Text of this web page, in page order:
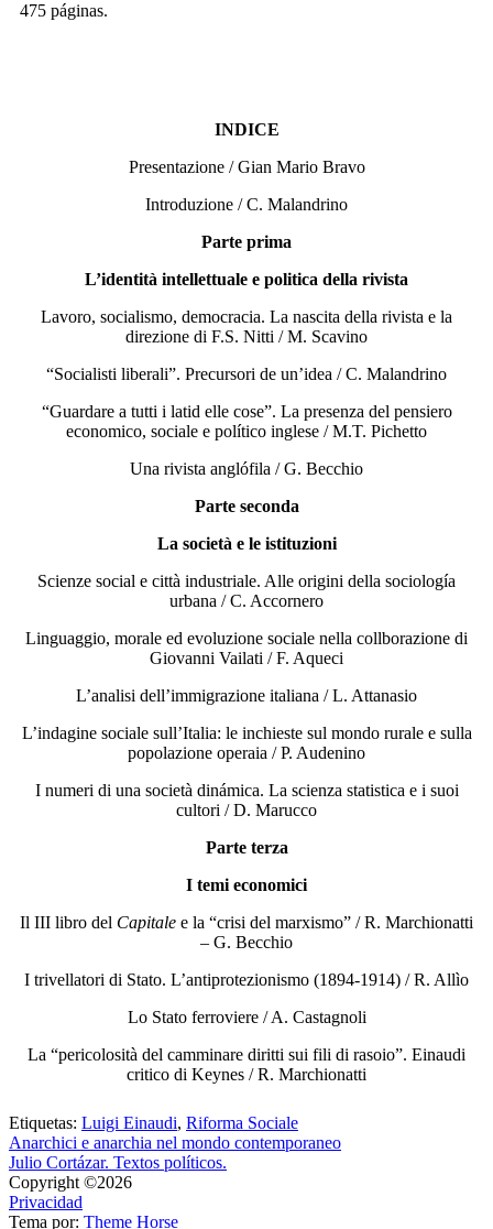
475 páginas.
INDICE
Presentazione / Gian Mario Bravo
Introduzione / C. Malandrino
Parte prima
L’identità intellettuale e politica della rivista
Lavoro, socialismo, democracia. La nascita della rivista e la
direzione di F.S. Nitti / M. Scavino
“Socialisti liberali”. Precursori de un’idea / C. Malandrino
“Guardare a tutti i latid elle cose”. La presenza del pensiero
economico, sociale e político inglese / M.T. Pichetto
Una rivista anglófila / G. Becchio
Parte seconda
La società e le istituzioni
Scienze social e città industriale. Alle origini della sociología
urbana / C. Accornero
Linguaggio, morale ed evoluzione sociale nella collborazione di
Giovanni Vailati / F. Aqueci
L’analisi dell’immigrazione italiana / L. Attanasio
L’indagine sociale sull’Italia: le inchieste sul mondo rurale e sulla
popolazione operaia / P. Audenino
I numeri di una società dinámica. La scienza statistica e i suoi
cultori / D. Marucco
Parte terza
I temi economici
Il III libro del Capitale e la “crisi del marxismo” / R. Marchionatti
– G. Becchio
I trivellatori di Stato. L’antiprotezionismo (1894-1914) / R. Allìo
Lo Stato ferroviere / A. Castagnoli
La “pericolosità del camminare diritti sui fili di rasoio”. Einaudi
critico di Keynes / R. Marchionatti
Etiquetas: Luigi Einaudi, Riforma Sociale
Anarchici e anarchia nel mondo contemporaneo
Julio Cortázar. Textos políticos.
Copyright ©2026
Privacidad
Tema por: Theme Horse